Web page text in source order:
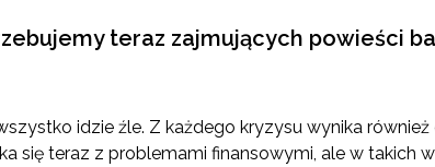
teraz zajmujących powieści
idzie źle. Z każdego kryzysu wynika
się teraz z problemami finansowymi, ale w takich